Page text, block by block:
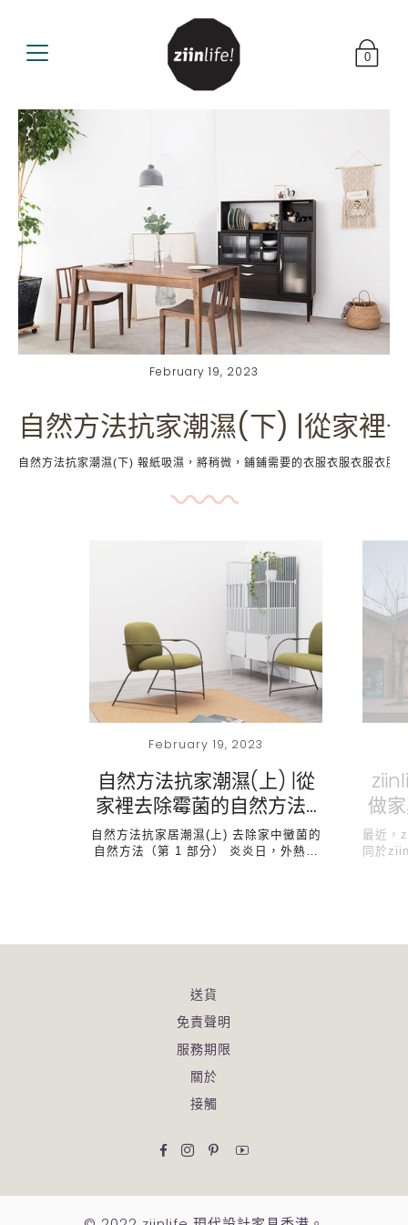
0
February 19, 2023
自然方法抗家潮濕(下) |從家裡
自然方法抗家潮濕(下) 報紙吸濕，將稍微，鋪鋪需要的衣服衣服衣服衣
February 19, 2023
自然方法抗家潮濕(上) |從
家裡去除霉菌的自然方法…
自然方法抗家居潮濕(上) 去除家中黴菌的
自然方法（第 1 部分） 炎炎日，外熱…
做
最近，
同於
送貨
免責聲明
服務期限
關於
接觸
FacebookInstagram的
平特雷斯特
YouTube